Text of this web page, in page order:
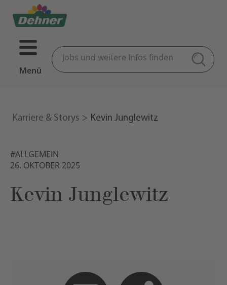
Menü
Karriere & Storys Kevin Junglewitz
#ALLGEMEIN
26. OKTOBER 2025
Kevin Junglewitz